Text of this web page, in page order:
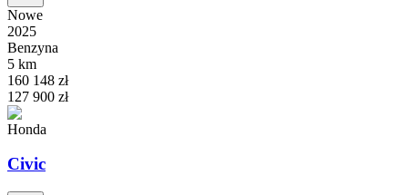
Nowe
2025
Benzyna
5 km
160 148 zł
127 900 zł
Honda
Civic